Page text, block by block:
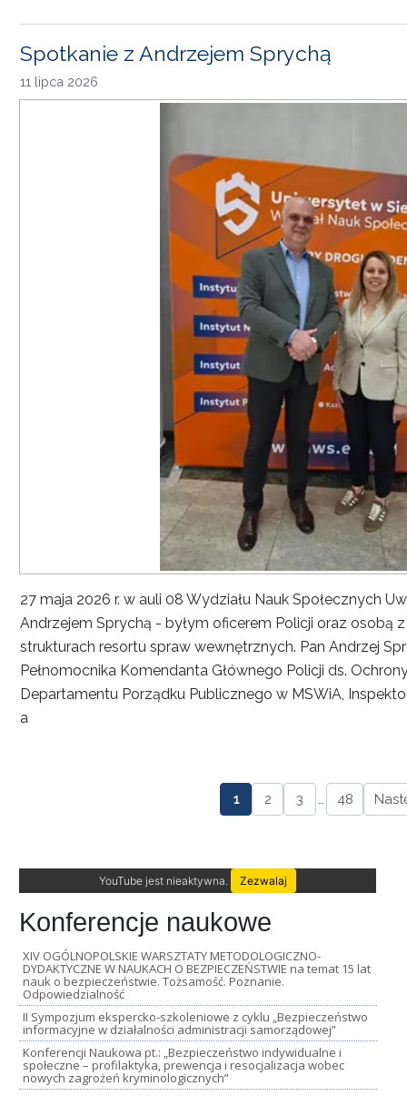
Spotkanie z Andrzejem Sprychą
11 lipca 2026
27 maja 2026 r. w auli 08 Wydziału Nauk Społecznych
Andrzejem Sprychą - byłym oficerem Policji oraz osobą
strukturach resortu spraw wewnętrznych. Pan Andrzej
Pełnomocnika Komendanta Głównego Policji ds.
Departamentu Porządku Publicznego w MSWiA,
a
1 2 3 … 48
YouTube jest nieaktywna. Zezwalaj
Konferencje naukowe
XIV OGÓLNOPOLSKIE WARSZTATY METODOLOGICZNO-
DYDAKTYCZNE W NAUKACH O BEZPIECZEŃSTWIE na temat 15 lat
nauk o bezpieczeństwie. Tożsamość. Poznanie.
Odpowiedzialność
II Sympozjum ekspercko-szkoleniowe z cyklu „Bezpieczeństwo
informacyjne w działalności administracji samorządowej”
Konferencji Naukowa pt.: „Bezpieczeństwo indywidualne i
społeczne – profilaktyka, prewencja i resocjalizacja wobec
nowych zagrożeń kryminologicznych”